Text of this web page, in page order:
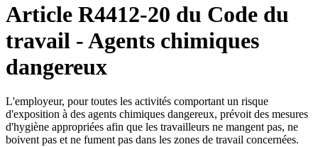
Article R4412-20 du Code du
travail - Agents chimiques
dangereux
L'employeur, pour toutes les activités comportant un risque
d'exposition à des agents chimiques dangereux, prévoit des mesures
d'hygiène appropriées afin que les travailleurs ne mangent pas, ne
boivent pas et ne fument pas dans les zones de travail concernées.